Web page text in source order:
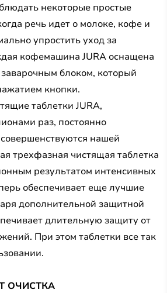
некоторые простые
речь идет о молоке, кофе и
упростить уход за
кофемашина JURA оснащена
блоком, который
кнопки.
таблетки JURA,
раз, постоянно
нашей
трехфазная чистящая таблетка
результатом интенсивных
обеспечивает еще лучшие
дополнительной защитной
длительную защиту от
При этом таблетки все так
ОЧИСТКА